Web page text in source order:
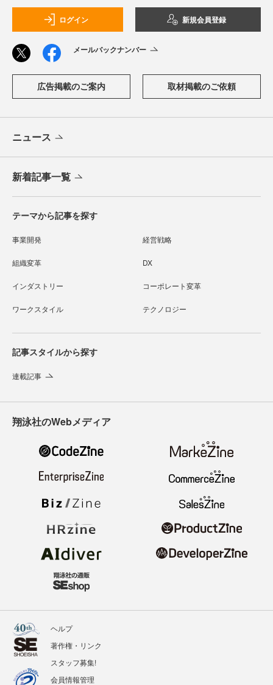
ログイン 新規会員登録
メールバックナンバー
広告掲載のご案内 取材掲載のご依頼
ニュース
新着記事一覧
テーマから記事を探す
事業開発 経営戦略
組織変革 DX
インダストリー コーポレート変革
ワークスタイル テクノロジー
記事スタイルから探す
連載記事
翔泳社のWebメディア
ヘルプ
著作権・リンク
スタッフ募集!
会員情報管理